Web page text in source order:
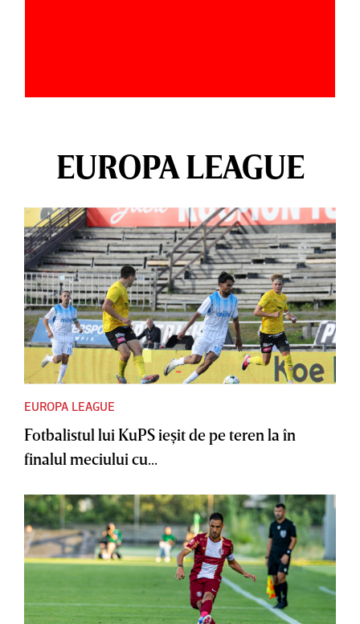
EUROPA LEAGUE
EUROPA LEAGUE
Fotbalistul lui KuPS ieşit de pe teren la în
finalul meciului cu...